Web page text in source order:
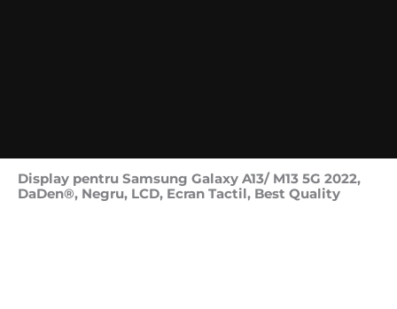
Display pentru Samsung Galaxy A13/ M13 5G 2022,
DaDen®, Negru, LCD, Ecran Tactil, Best Quality